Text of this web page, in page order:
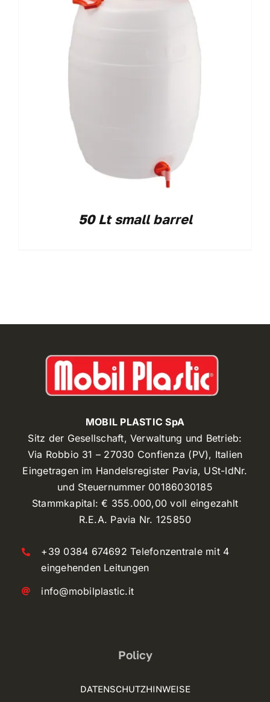
50 Lt small barrel
MOBIL PLASTIC SpA
Sitz der Gesellschaft, Verwaltung und Betrieb:
Via Robbio 31 – 27030 Confienza (PV), Italien
Eingetragen im Handelsregister Pavia, USt-IdNr.
und Steuernummer 00186030185
Stammkapital: € 355.000,00 voll eingezahlt
R.E.A. Pavia Nr. 125850
+39 0384 674692 Telefonzentrale mit 4
eingehenden Leitungen
info@mobilplastic.it
Policy
DATENSCHUTZHINWEISE